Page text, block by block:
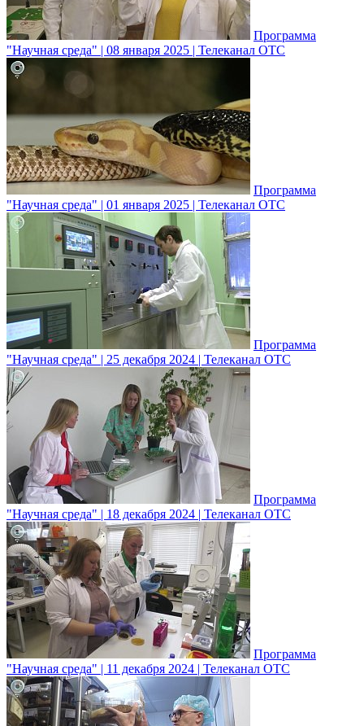
Программа
"Научная среда" | 08 января 2025 | Телеканал ОТС
Программа
"Научная среда" | 01 января 2025 | Телеканал ОТС
Программа
"Научная среда" | 25 декабря 2024 | Телеканал ОТС
Программа
"Научная среда" | 18 декабря 2024 | Телеканал ОТС
Программа
"Научная среда" | 11 декабря 2024 | Телеканал ОТС